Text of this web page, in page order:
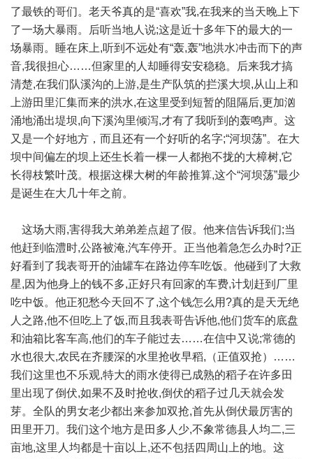
了最铁的哥们。老天爷真的是“喜欢”我,在我来的当天晚上下
了一场大暴雨。后听当地人说;这是近十多年下的最大的一
场暴雨。睡在床上,听到不远处有“轰,轰”地洪水冲击而下的声
音,我很担心……但家里的人却睡得安安稳稳。后来我才搞
清楚,在我们队溪沟的上游,是生产队筑的拦溪大坝,从山上和
上游田里汇集而来的洪水,在这里受到短暂的阻隔后,更加汹
涌地涌出堤坝,向下溪沟里倾泻,才有了我听到的轰鸣声。这
又是一个好地方，而且还有一个好听的名字;“河坝荡”。在大
坝中间偏左的坝上还生长着一棵一人都抱不拢的大樟树,它
长得枝繁叶茂。根据这棵大树的年龄推算,这个“河坝荡”最少
是诞生在大几十年之前。
这场大雨,害得我大弟弟差点超了假。他来信告诉我们;当
他赶到临澧时,公路被淹,汽车停开。正当他着急怎么办时?正
好看到了我表哥开的油罐车在路边停车吃饭。他碰到了大救
星,因为他身上的钱不多,正好只有回家的车费,计划赶到厂里
吃中饭。他正犯愁今天回不了,这个钱怎么用?真的是天无绝
人之路,他不但吃上了饭,而且我表哥告诉他,他们货车的底盘
和油箱比客车高,他们的车子能过去……在信中又说;常德的
水也很大,农民在齐腰深的水里抢收早稻,（正值双抢）……
我们这里也不乐观,特大的雨水使得已成熟的稻子在许多田
里出现了倒伏,如果不及时抢收,倒伏的稻子过几天就会发
芽。全队的男女老少都出来参加双抢,首先从倒伏最厉害的
田里开刀。我们这个地方是田多人少,不象常德县人均二,三
亩地,这里人均都是十亩以上,还不包括四周山上的地。这